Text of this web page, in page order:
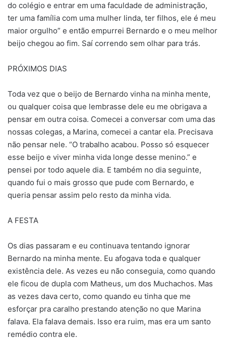
do colégio e entrar em uma faculdade de administração,
ter uma família com uma mulher linda, ter filhos, ele é meu
maior orgulho” e então empurrei Bernardo e o meu melhor
beijo chegou ao fim. Saí correndo sem olhar para trás.
PRÓXIMOS DIAS
Toda vez que o beijo de Bernardo vinha na minha mente,
ou qualquer coisa que lembrasse dele eu me obrigava a
pensar em outra coisa. Comecei a conversar com uma das
nossas colegas, a Marina, comecei a cantar ela. Precisava
não pensar nele. “O trabalho acabou. Posso só esquecer
esse beijo e viver minha vida longe desse menino.” e
pensei por todo aquele dia. E também no dia seguinte,
quando fui o mais grosso que pude com Bernardo, e
queria pensar assim pelo resto da minha vida.
A FESTA
Os dias passaram e eu continuava tentando ignorar
Bernardo na minha mente. Eu afogava toda e qualquer
existência dele. As vezes eu não conseguia, como quando
ele ficou de dupla com Matheus, um dos Muchachos. Mas
as vezes dava certo, como quando eu tinha que me
esforçar pra caralho prestando atenção no que Marina
falava. Ela falava demais. Isso era ruim, mas era um santo
remédio contra ele.